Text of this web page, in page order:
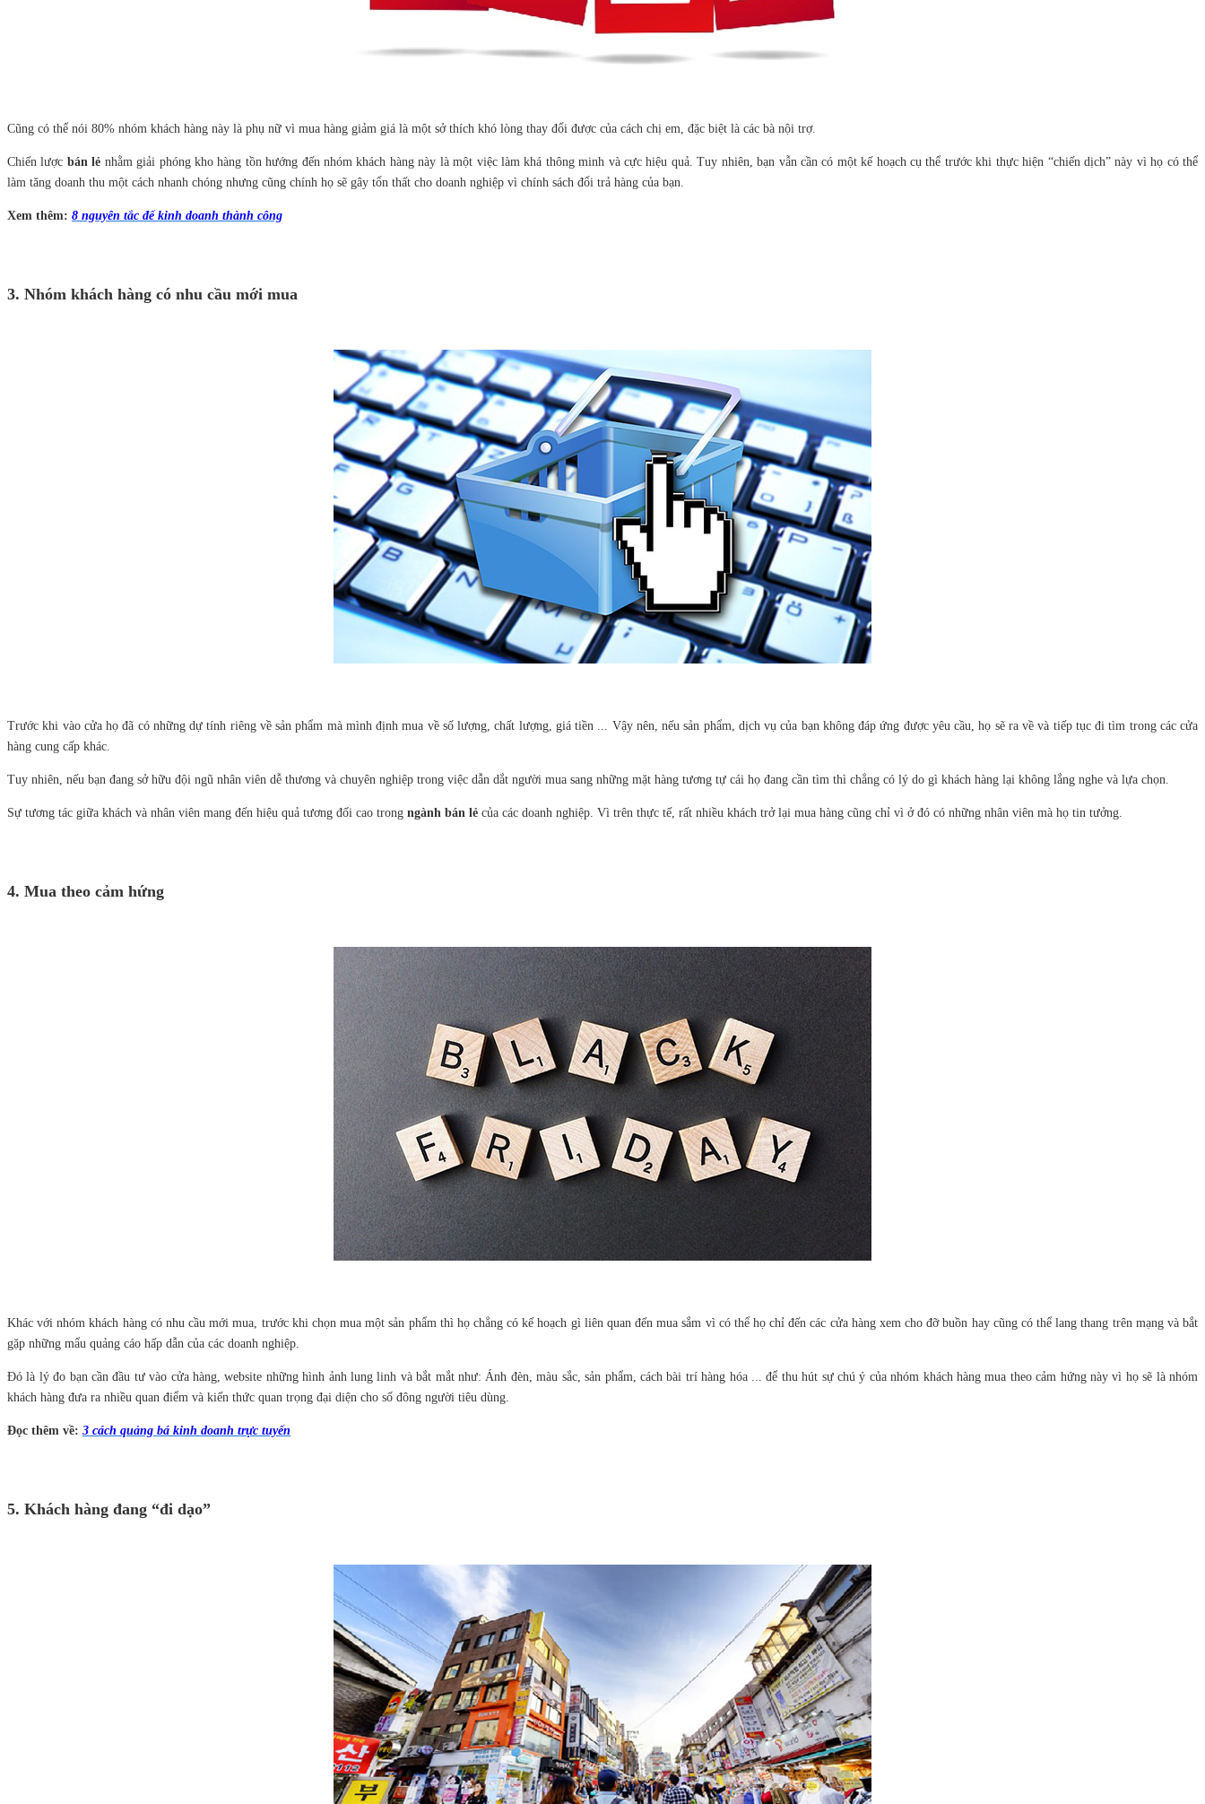
Cũng có thể nói 80% nhóm khách hàng này là phụ nữ vì mua hàng giảm giá là một sở thích khó lòng thay đổi được của cách chị em, đặc biệt là các bà nội trợ.
Chiến lược bán lẻ nhằm giải phóng kho hàng tồn hướng đến nhóm khách hàng này là một việc làm khá thông minh và cực hiệu quả. Tuy nhiên, bạn vẫn cần có một kế hoạch cụ thể trước khi thực hiện “chiến dịch” này vì họ có thể
làm tăng doanh thu một cách nhanh chóng nhưng cũng chính họ sẽ gây tổn thất cho doanh nghiệp vì chính sách đổi trả hàng của bạn.
Xem thêm: 8 nguyên tắc để kinh doanh thành công
3. Nhóm khách hàng có nhu cầu mới mua
Trước khi vào cửa họ đã có những dự tính riêng về sản phẩm mà mình định mua về số lượng, chất lượng, giá tiền ... Vậy nên, nếu sản phẩm, dịch vụ của bạn không đáp ứng được yêu cầu, họ sẽ ra về và tiếp tục đi tìm trong các cửa
hàng cung cấp khác.
Tuy nhiên, nếu bạn đang sở hữu đội ngũ nhân viên dễ thương và chuyên nghiệp trong việc dẫn dắt người mua sang những mặt hàng tương tự cái họ đang cần tìm thì chẳng có lý do gì khách hàng lại không lắng nghe và lựa chọn.
Sự tương tác giữa khách và nhân viên mang đến hiệu quả tương đối cao trong ngành bán lẻ của các doanh nghiệp. Vì trên thực tế, rất nhiều khách trở lại mua hàng cũng chỉ vì ở đó có những nhân viên mà họ tin tưởng.
4. Mua theo cảm hứng
Khác với nhóm khách hàng có nhu cầu mới mua, trước khi chọn mua một sản phẩm thì họ chẳng có kế hoạch gì liên quan đến mua sắm vì có thể họ chỉ đến các cửa hàng xem cho đỡ buồn hay cũng có thể lang thang trên mạng và bắt
gặp những mẩu quảng cáo hấp dẫn của các doanh nghiệp.
Đó là lý đo bạn cần đầu tư vào cửa hàng, website những hình ảnh lung linh và bắt mắt như: Ánh đèn, màu sắc, sản phẩm, cách bài trí hàng hóa ... để thu hút sự chú ý của nhóm khách hàng mua theo cảm hứng này vì họ sẽ là nhóm
khách hàng đưa ra nhiều quan điểm và kiến thức quan trọng đại diện cho số đông người tiêu dùng.
Đọc thêm về: 3 cách quảng bá kinh doanh trực tuyến
5. Khách hàng đang “đi dạo”